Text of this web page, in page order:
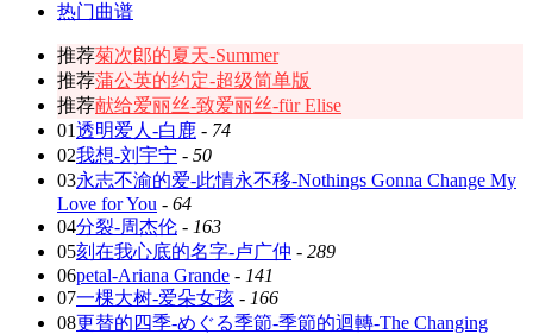
热门曲谱
推荐菊次郎的夏天-Summer
推荐蒲公英的约定-超级简单版
推荐献给爱丽丝-致爱丽丝-für Elise
01透明爱人-白鹿 - 74
02我想-刘宇宁 - 50
03永志不渝的爱-此情永不移-Nothings Gonna Change My
Love for You - 64
04分裂-周杰伦 - 163
05刻在我心底的名字-卢广仲 - 289
06petal-Ariana Grande - 141
07一棵大树-爱朵女孩 - 166
08更替的四季-めぐる季節-季節的迴轉-The Changing